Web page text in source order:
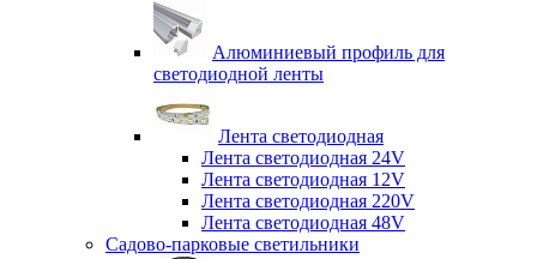
Алюминиевый профиль для
светодиодной ленты
Лента светодиодная
Лента светодиодная 24V
Лента светодиодная 12V
Лента светодиодная 220V
Лента светодиодная 48V
Садово-парковые светильники